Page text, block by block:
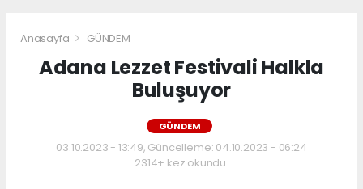
Anasayfa GÜNDEM
Adana Lezzet Festivali Halkla
Buluşuyor
GÜNDEM
03.10.2023 - 13:49, Güncelleme: 04.10.2023 - 06:24
2314+ kez okundu.